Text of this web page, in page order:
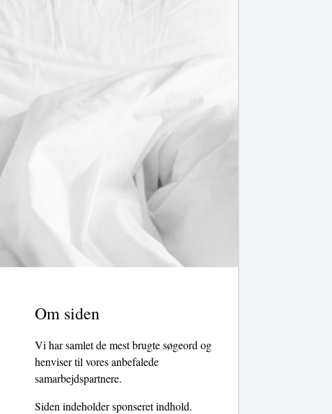
Om siden
Vi har samlet de mest brugte søgeord og
henviser til vores anbefalede
samarbejdspartnere.
Siden indeholder sponseret indhold.